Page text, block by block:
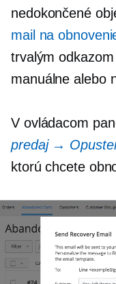
nedokončené
mail na
trvalým
manuálne alebo
V ovládacom
predaj →
ktorú chcete